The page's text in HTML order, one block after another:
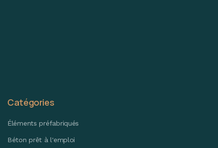
Catégories
Éléments préfabriqués
Béton prêt à l'emploi